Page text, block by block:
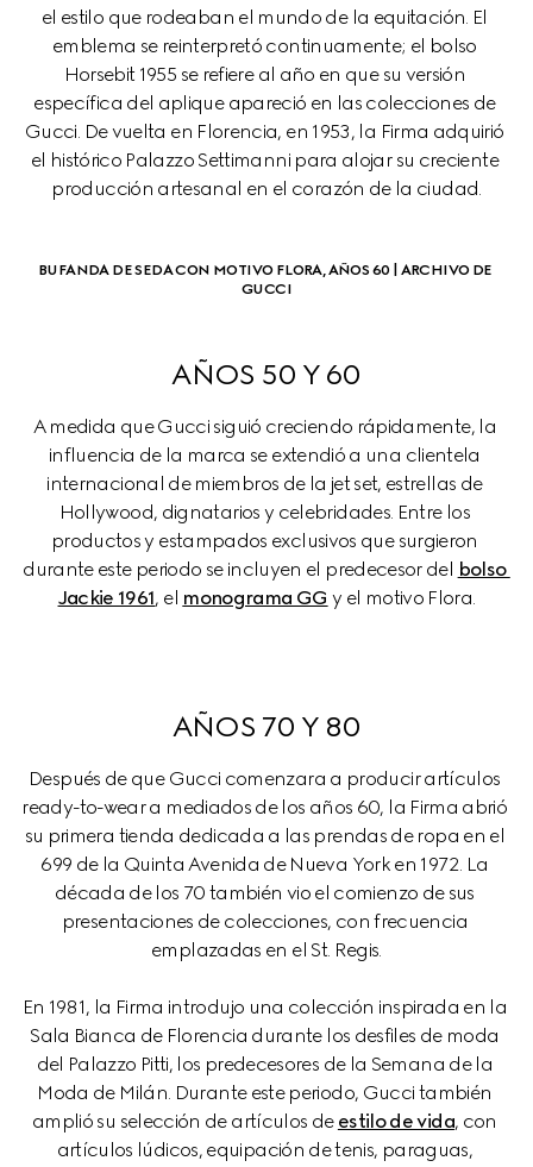
el estilo que rodeaban el mundo de la equitación. El
emblema se reinterpretó continuamente; el bolso
Horsebit 1955 se refiere al año en que su versión
específica del aplique apareció en las colecciones de
Gucci. De vuelta en Florencia, en 1953, la Firma adquirió
el histórico Palazzo Settimanni para alojar su creciente
producción artesanal en el corazón de la ciudad.
BUFANDA DE SEDA CON MOTIVO FLORA, AÑOS 60 | ARCHIVO DE
GUCCI
AÑOS 50 Y 60
A medida que Gucci siguió creciendo rápidamente, la
influencia de la marca se extendió a una clientela
internacional de miembros de la jet set, estrellas de
Hollywood, dignatarios y celebridades. Entre los
productos y estampados exclusivos que surgieron
durante este periodo se incluyen el predecesor del bolso
Jackie 1961, el monograma GG y el motivo Flora.
AÑOS 70 Y 80
Después de que Gucci comenzara a producir artículos
ready-to-wear a mediados de los años 60, la Firma abrió
su primera tienda dedicada a las prendas de ropa en el
699 de la Quinta Avenida de Nueva York en 1972. La
década de los 70 también vio el comienzo de sus
presentaciones de colecciones, con frecuencia
emplazadas en el St. Regis.
En 1981, la Firma introdujo una colección inspirada en la
Sala Bianca de Florencia durante los desfiles de moda
del Palazzo Pitti, los predecesores de la Semana de la
Moda de Milán. Durante este periodo, Gucci también
amplió su selección de artículos de estilo de vida, con
artículos lúdicos, equipación de tenis, paraguas,